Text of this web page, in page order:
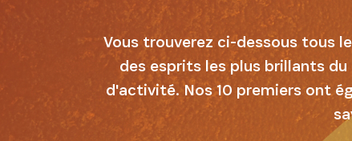
Vous trouverez ci-dessous tous
des esprits les plus brillants
d'activité. Nos 10 premiers ont